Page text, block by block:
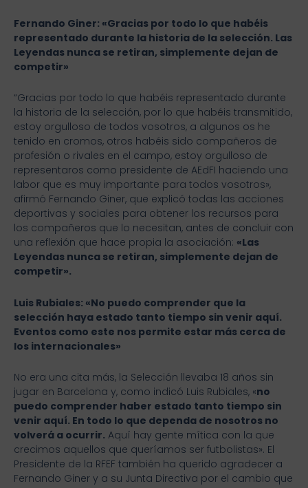
Fernando Giner: «Gracias por todo lo que habéis
representado durante la historia de la selección. Las
Leyendas nunca se retiran, simplemente dejan de
competir»
“Gracias por todo lo que habéis representado durante
la historia de la selección, por lo que habéis transmitido,
estoy orgulloso de todos vosotros, a algunos os he
tenido en cromos, otros habéis sido compañeros de
profesión o rivales en el campo, estoy orgulloso de
representaros como presidente de AEdFI haciendo una
labor que es muy importante para todos vosotros»,
afirmó Fernando Giner, que explicó todas las acciones
deportivas y sociales para obtener los recursos para
los compañeros que lo necesitan, antes de concluir con
una reflexión que hace propia la asociación: «Las
Leyendas nunca se retiran, simplemente dejan de
competir».
Luis Rubiales: «No puedo comprender que la
selección haya estado tanto tiempo sin venir aquí.
Eventos como este nos permite estar más cerca de
los internacionales»
No era una cita más, la Selección llevaba 18 años sin
jugar en Barcelona y, como indicó Luis Rubiales, «no
puedo comprender haber estado tanto tiempo sin
venir aquí. En todo lo que dependa de nosotros no
volverá a ocurrir. Aquí hay gente mítica con la que
crecimos aquellos que queríamos ser futbolistas». El
Presidente de la RFEF también ha querido agradecer a
Fernando Giner y a su Junta Directiva por el cambio que